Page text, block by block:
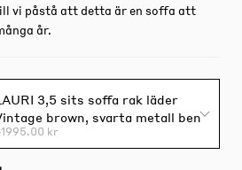
vi påstå att detta är en soffa att
år.
3,5 sits soffa rak läder
brown, svarta metall ben
kr